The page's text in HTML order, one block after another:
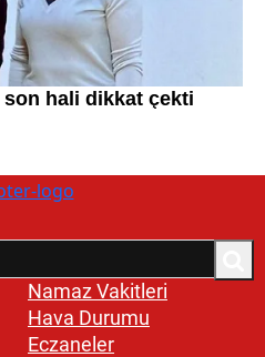
Namaz Vakitleri
Hava Durumu
Eczaneler